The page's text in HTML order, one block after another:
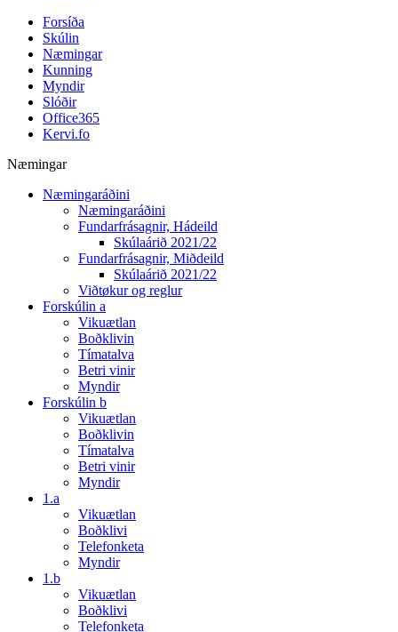
Forsíða
Skúlin
Næmingar
Kunning
Myndir
Slóðir
Office365
Kervi.fo
Næmingar
Næmingaráðini
Næmingaráðini
Fundarfrásagnir, Hádeild
Skúlaárið 2021/22
Fundarfrásagnir, Miðdeild
Skúlaárið 2021/22
Viðtøkur og reglur
Forskúlin a
Vikuætlan
Boðklivin
Tímatalva
Betri vinir
Myndir
Forskúlin b
Vikuætlan
Boðklivin
Tímatalva
Betri vinir
Myndir
1.a
Vikuætlan
Boðklivi
Telefonketa
Myndir
1.b
Vikuætlan
Boðklivi
Telefonketa